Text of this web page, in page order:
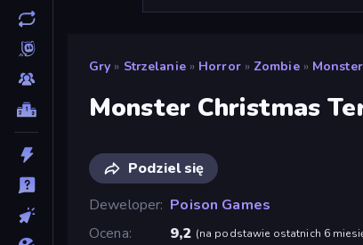
Gry » Strzelanie » Horror » Zombie »
Monster Christmas
Podziel się
Deweloper Poison Games
Ocena
9,2 (na podstawie ostatnich 6